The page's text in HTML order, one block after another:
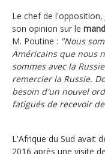
Le chef de l'opposition,
son opinion sur le
M. Poutine : "Nous
Américains que nous
sommes avec la
remercier la Russie.
besoin d'un nouvel
fatigués de recevoir
L'Afrique du Sud avait
2016 après une visite